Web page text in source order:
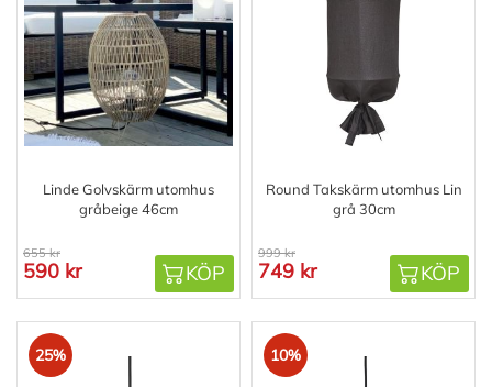
Linde Golvskärm utomhus
gråbeige 46cm
655 kr
590 kr KÖP
Round Takskärm utomhus Lin
grå 30cm
999 kr
749 kr KÖP
25% 10%